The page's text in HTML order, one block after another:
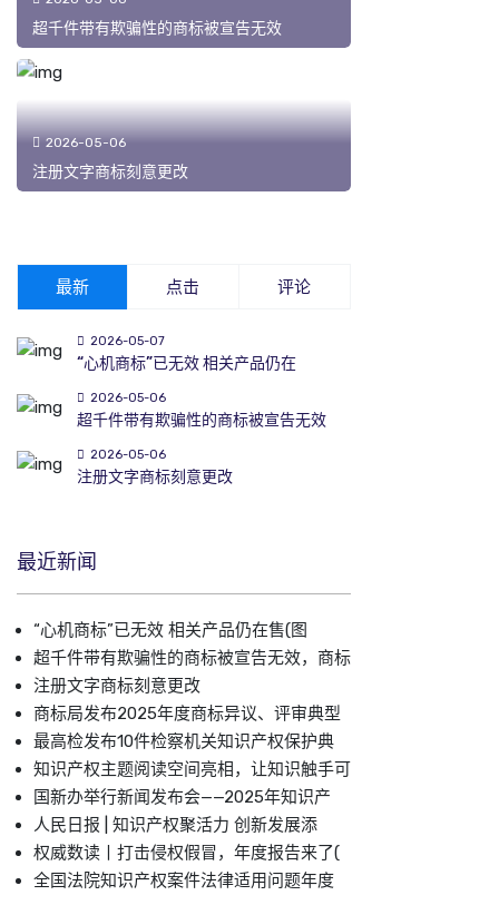
超千件带有欺骗性的商标被宣告无效
2026-05-06
注册文字商标刻意更改
最新 点击 评论
2026-05-07
“心机商标”已无效 相关产品仍在
2026-05-06
超千件带有欺骗性的商标被宣告无效
2026-05-06
注册文字商标刻意更改
最近新闻
“心机商标”已无效 相关产品仍在售(图
超千件带有欺骗性的商标被宣告无效，商标
注册文字商标刻意更改
商标局发布2025年度商标异议、评审典型
最高检发布10件检察机关知识产权保护典
知识产权主题阅读空间亮相，让知识触手可
国新办举行新闻发布会——2025年知识产
人民日报 | 知识产权聚活力 创新发展添
权威数读丨打击侵权假冒，年度报告来了(
全国法院知识产权案件法律适用问题年度